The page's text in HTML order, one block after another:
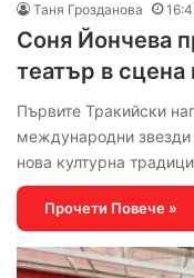
Таня Грозданова
Соня Йончева
театър в сцена
Първите Тракийски
международни звезди
нова културна
Прочети Повече »